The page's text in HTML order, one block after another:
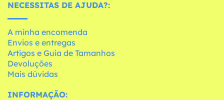
NECESSITAS DE AJUDA?:
A minha encomenda
Envios e entregas
Artigos e Guia de Tamanhos
Devoluções
Mais dúvidas
INFORMAÇÃO: